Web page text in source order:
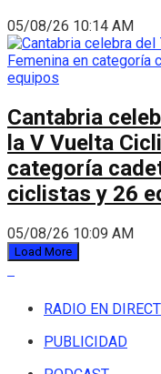
05/08/26 10:14 AM
Cantabria
la V Vuelta
categoría
ciclistas y 26
05/08/26 10:09 AM
Load More
RADIO EN
PUBLICIDAD